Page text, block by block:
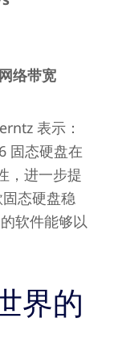
络带宽
表示：
固态硬盘在
，进一步提
固态硬盘稳
软件能够以
界的